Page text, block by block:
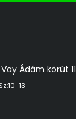
Ádám körút 11
13